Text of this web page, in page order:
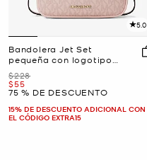
5.0
Bandolera Jet Set
pequeña con logotipo
exclusivo para cámara
Era
$228
Ahora
$55
75 % DE DESCUENTO
15% DE DESCUENTO ADICIONAL CON
EL CÓDIGO EXTRA15